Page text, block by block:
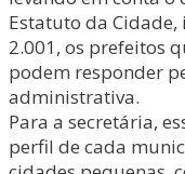
Estatuto da
2.001, os prefeitos
podem responder
administrativa.
Para a secretária,
perfil de cada